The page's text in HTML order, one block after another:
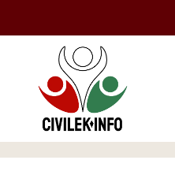
tartalomba